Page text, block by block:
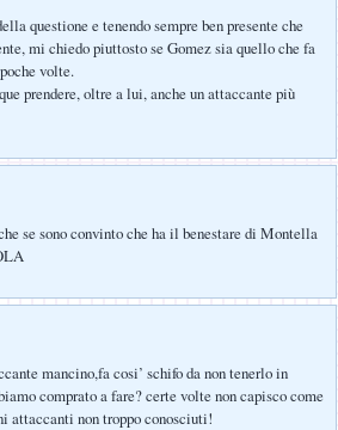
questione e tenendo sempre ben presente che
mi chiedo piuttosto se Gomez sia quello che fa
volte.
prendere, oltre a lui, anche un attaccante più
se sono convinto che ha il benestare di Montella
mancino,fa cosi’ schifo da non tenerlo in
comprato a fare? certe volte non capisco come
attaccanti non troppo conosciuti!